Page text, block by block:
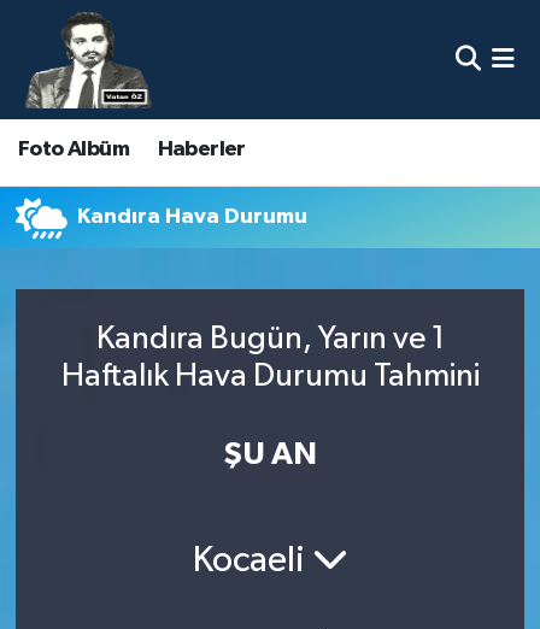
Foto Albüm Haberler
Kandıra Hava Durumu
Kandıra Bugün, Yarın ve 1
Haftalık Hava Durumu Tahmini
ŞU AN
Kocaeli
Nöbetçi Eczaneler
Hava Durumu
Namaz Vakitleri
Süper Lig Puan Durumu ve Fikstür
Son Dakika Haberleri